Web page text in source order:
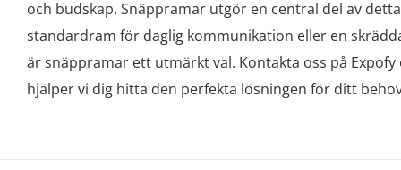
och budskap. Snäppramar utgör en central del av
standardram för daglig kommunikation eller en
är snäppramar ett utmärkt val. Kontakta oss på
hjälper vi dig hitta den perfekta lösningen för ditt